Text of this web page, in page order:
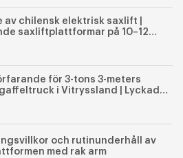
av chilensk elektrisk saxlift |
saxliftplattformar på 10–12
uthyrningsmarknaden
för 3-tons 3-meters
i Vitryssland | Lyckad
CPD-30E elektriska
och rutinunderhåll av
med rak arm